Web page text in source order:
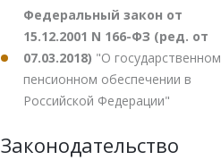
Федеральный закон от
15.12.2001 N 166-ФЗ (ред. от
07.03.2018) "О государственном
пенсионном обеспечении в
Российской Федерации"
Законодательство